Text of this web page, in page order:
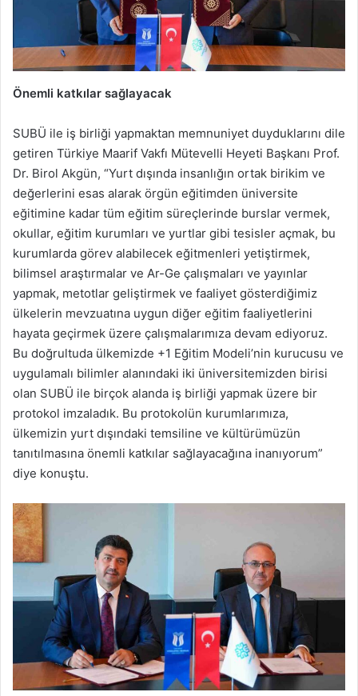
Önemli katkılar sağlayacak
SUBÜ ile iş birliği yapmaktan memnuniyet duyduklarını dile
getiren Türkiye Maarif Vakfı Mütevelli Heyeti Başkanı Prof.
Dr. Birol Akgün, “Yurt dışında insanlığın ortak birikim ve
değerlerini esas alarak örgün eğitimden üniversite
eğitimine kadar tüm eğitim süreçlerinde burslar vermek,
okullar, eğitim kurumları ve yurtlar gibi tesisler açmak, bu
kurumlarda görev alabilecek eğitmenleri yetiştirmek,
bilimsel araştırmalar ve Ar-Ge çalışmaları ve yayınlar
yapmak, metotlar geliştirmek ve faaliyet gösterdiğimiz
ülkelerin mevzuatına uygun diğer eğitim faaliyetlerini
hayata geçirmek üzere çalışmalarımıza devam ediyoruz.
Bu doğrultuda ülkemizde +1 Eğitim Modeli’nin kurucusu ve
uygulamalı bilimler alanındaki iki üniversitemizden birisi
olan SUBÜ ile birçok alanda iş birliği yapmak üzere bir
protokol imzaladık. Bu protokolün kurumlarımıza,
ülkemizin yurt dışındaki temsiline ve kültürümüzün
tanıtılmasına önemli katkılar sağlayacağına inanıyorum”
diye konuştu.